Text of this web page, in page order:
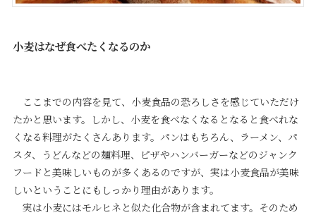
小麦はなぜ食べたくなるのか
ここまでの内容を見て、小麦食品の恐ろしさを感じていただけ
たかと思います。しかし、小麦を食べなくなるとなると食べれな
くなる料理がたくさんあります。パンはもちろん、ラーメン、パ
スタ、うどんなどの麺料理、ピザやハンバーガーなどのジャンク
フードと美味しいものが多くあるのですが、実は小麦食品が美味
しいということにもしっかり理由があります。
実は小麦にはモルヒネと似た化合物が含まれてます。そのため